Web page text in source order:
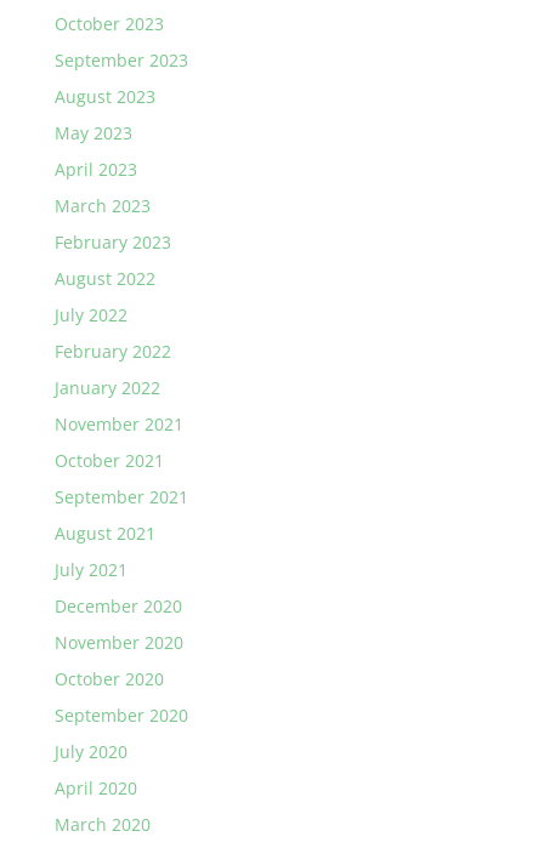
October 2023
September 2023
August 2023
May 2023
April 2023
March 2023
February 2023
August 2022
July 2022
February 2022
January 2022
November 2021
October 2021
September 2021
August 2021
July 2021
December 2020
November 2020
October 2020
September 2020
July 2020
April 2020
March 2020